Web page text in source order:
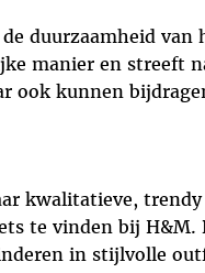
duurzaamheid van
manier en streeft
ook kunnen
kwalitatieve,
te vinden bij H&M.
in stijlvolle